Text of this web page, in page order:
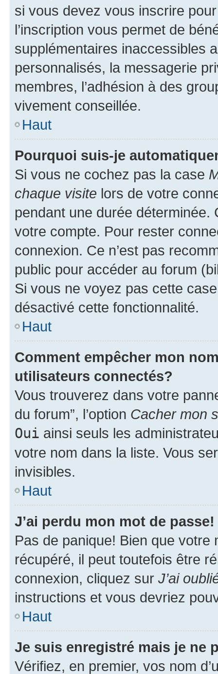
si vous devez vous inscrire
l’inscription vous permet de
supplémentaires inaccessibles
personnalisés, la messagerie
membres, l’adhésion à des
vivement conseillée.
Haut
Pourquoi suis-je
Si vous ne cochez pas la case
chaque visite lors de votre
pendant une durée déterminée.
votre compte. Pour rester
connexion. Ce n’est pas
public pour accéder au forum
Si vous ne voyez pas cette
désactivé cette fonctionnalité.
Haut
Comment empêcher mon
utilisateurs connectés?
Vous trouverez dans votre
du forum”, l’option Cacher mon
Oui ainsi seuls les
votre nom dans la liste. Vous
invisibles.
Haut
J’ai perdu mon mot de passe!
Pas de panique! Bien que
récupéré, il peut toutefois être
connexion, cliquez sur J’ai
instructions et vous devriez
Haut
Je suis enregistré mais je ne
Vérifiez, en premier, vos nom